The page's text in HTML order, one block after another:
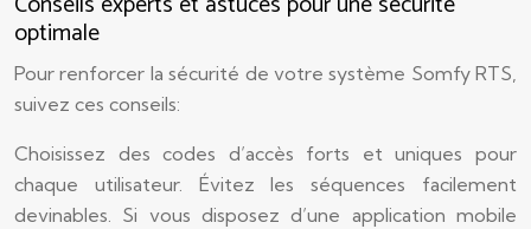
optimale
Pour renforcer la sécurité de votre système Somfy RTS,
suivez ces conseils:
Choisissez des codes d’accès forts et uniques pour
chaque utilisateur. Évitez les séquences facilement
devinables. Si vous disposez d’une application mobile